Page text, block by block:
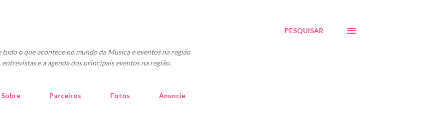
o que acontece no mundo da Musica e eventos na região
e a agenda dos principais eventos na região.
PESQUISAR
Sobre Parceiros Fotos Anuncie